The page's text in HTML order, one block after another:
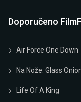
Doporučeno
Air Force One Down
Na Nože: Glass
Life Of A King